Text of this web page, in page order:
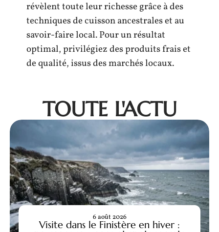
révèlent toute leur richesse grâce à des
techniques de cuisson ancestrales et au
savoir-faire local. Pour un résultat
optimal, privilégiez des produits frais et
de qualité, issus des marchés locaux.
TOUTE L'ACTU
Visite dans le Finistère en hiver :
6 août 2026